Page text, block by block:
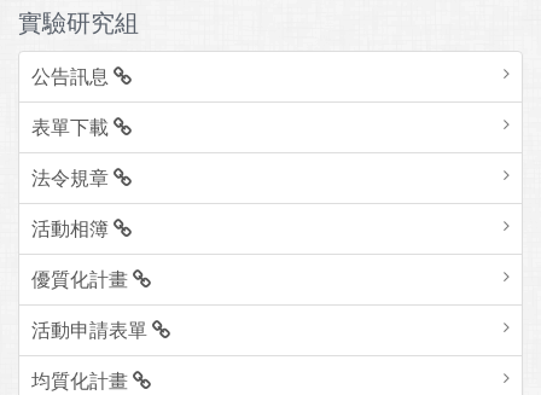
實驗研究組
公告訊息
表單下載
法令規章
活動相簿
優質化計畫
活動申請表單
均質化計畫